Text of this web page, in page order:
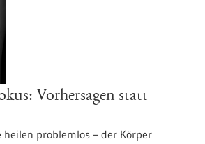
Vorhersagen statt
heilen problemlos – der Körper